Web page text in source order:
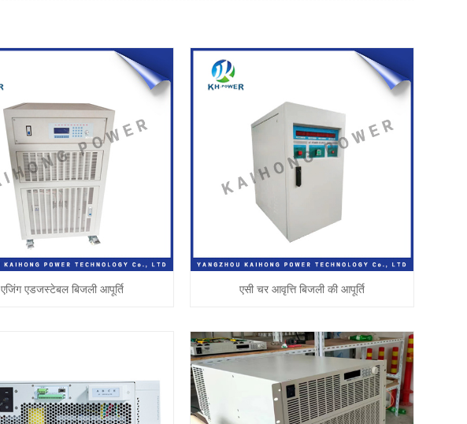
एजिंग एडजस्टेबल बिजली आपूर्ति एसी चर आवृत्ति बिजली की आपूर्ति